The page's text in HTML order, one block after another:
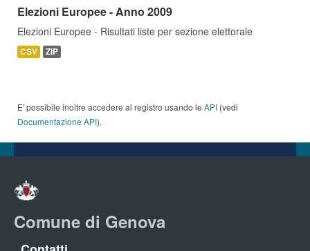
Elezioni Europee - Anno 2009
Elezioni Europee - Risultati liste per sezione elettorale
CSV ZIP
E' possibile inoltre accedere al registro usando le API (vedi
Documentazione API).
Comune di Genova